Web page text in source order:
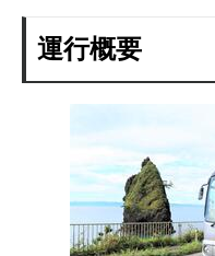
運行概要